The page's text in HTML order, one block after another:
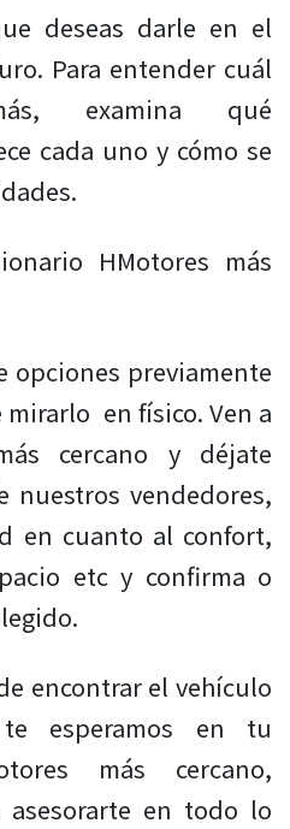
deseas darle en el
Para entender cuál
examina qué
cada uno y cómo se
HMotores más
opciones previamente
mirarlo en físico. Ven a
cercano y déjate
nuestros vendedores,
en cuanto al confort,
etc y confirma o
encontrar el vehículo
esperamos en tu
más cercano,
asesorarte en todo lo